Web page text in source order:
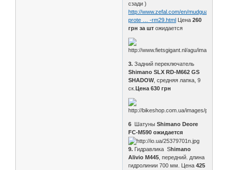
сзади )
http://www.zefal.com/en/mudguards-
prote … -rm29.html
Цена260
грн за штожидается
3.Задний переключатель
Shimano SLX RD-M662 GS
SHADOW, средняя лапка, 9
ск. Цена 630 грн
6 ШатуныShimano Deore
FC-M590 ожидается
9. Гидравлика Shimano
Alivio M445, передний. длина
гидролинии 700 мм. Цена425